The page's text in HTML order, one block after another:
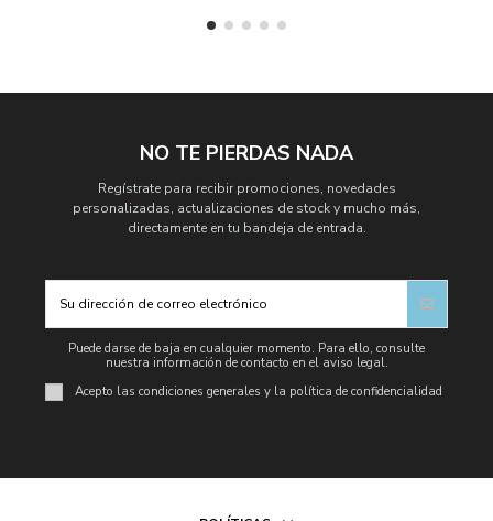
NO TE PIERDAS NADA
Regístrate para recibir promociones, novedades
personalizadas, actualizaciones de stock y mucho más,
directamente en tu bandeja de entrada.
Puede darse de baja en cualquier momento. Para ello, consulte
nuestra información de contacto en el aviso legal.
Acepto las condiciones generales y la política de confidencialidad